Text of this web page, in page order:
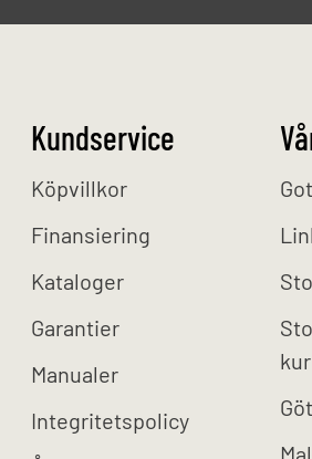
Kundservice
Köpvillkor
Finansiering
Kataloger
Garantier
Manualer
Integritetspolicy